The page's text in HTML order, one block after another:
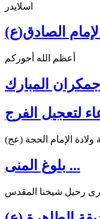
اسلايدر
الصادق(ع)
أعظم الله أجوركم
المبارك
لتعجيل الفرج
ولادة الإمام الحجة (عج)
بلوغ المنى ...
رحيل شيخنا المقدس